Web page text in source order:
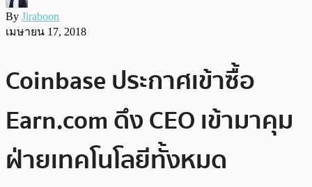
By Jiraboon
เมษายน 17, 2018
Coinbase ประกาศเข้าซื้อ
Earn.com ดึง CEO เข้ามาคุม
ฝ่ายเทคโนโลยีทั้งหมด